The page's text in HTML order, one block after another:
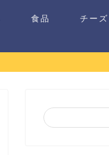
食品 チーズ